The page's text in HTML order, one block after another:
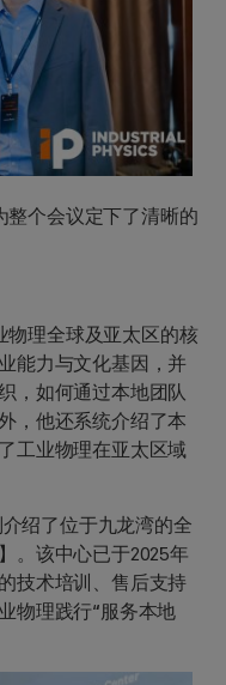
整个会议定下了清晰的
物理全球及亚太区的核
能力与文化基因，并
，如何通过本地团队
，他还系统介绍了本
工业物理在亚太区域
绍了位于九龙湾的全
。该中心已于2025年
技术培训、售后支持
物理践行“服务本地